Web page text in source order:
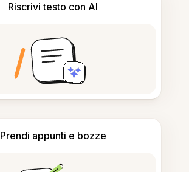
Riscrivi testo con AI
Prendi appunti e bozze